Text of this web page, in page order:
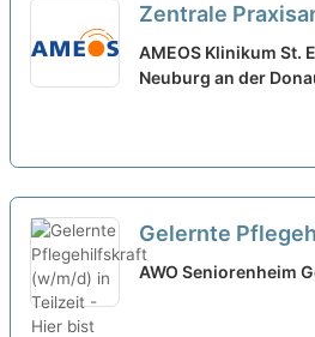
Zentrale
in der Kinder-
in Teilzeit -
AMEOS Klinikum St.
Neuburg an der
Gelernte
in Teilzeit - Hier
AWO Seniorenheim